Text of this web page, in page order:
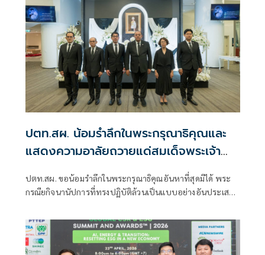
ปตท.สผ. น้อมรำลึกในพระกรุณาธิคุณและ
แสดงความอาลัยถวายแด่สมเด็จพระเจ้า
ปตท.สผ. ขอน้อมรำลึกในพระกรุณาธิคุณอันหาที่สุดมิได้ พระ
กรณียกิจนานัปการที่ทรงปฏิบัติล้วนเป็นแบบอย่างอันประเสริฐ
พระชนม์ชีพ อันควรแก่การน้อมรำลึกและสานต่อเจตนารมณ์
ของพระองค์สืบไป